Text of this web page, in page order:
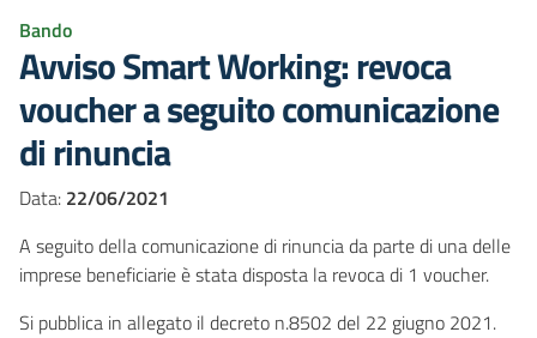
Bando
Avviso Smart Working: revoca
voucher a seguito comunicazione
di rinuncia
Data: 22/06/2021
A seguito della comunicazione di rinuncia da parte di una delle
imprese beneficiarie è stata disposta la revoca di 1 voucher.
Si pubblica in allegato il decreto n.8502 del 22 giugno 2021.